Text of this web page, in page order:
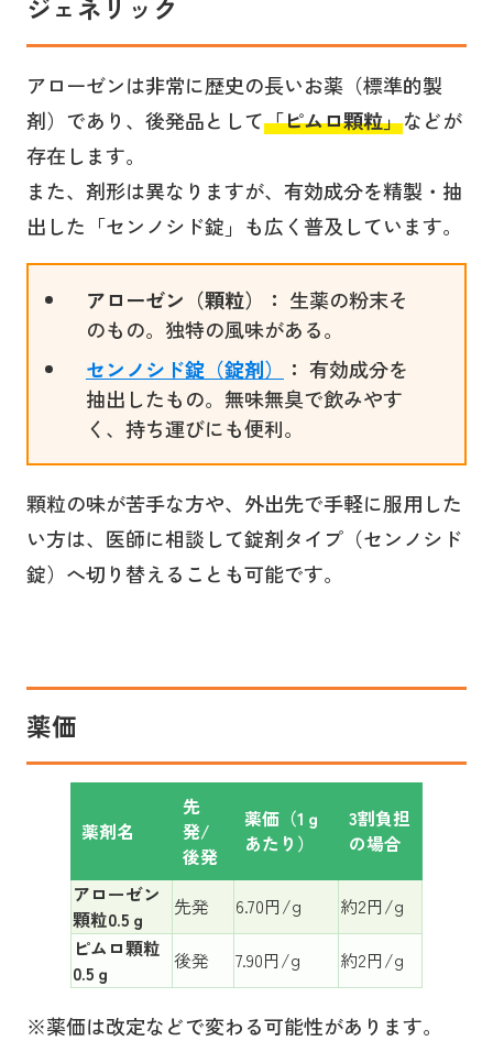
ジェネリック
アローゼンは非常に歴史の長いお薬（標準的製
剤）であり、後発品として「ピムロ顆粒」などが
存在します。
また、剤形は異なりますが、有効成分を精製・抽
出した「センノシド錠」も広く普及しています。
アローゼン（顆粒）： 生薬の粉末そ
のもの。独特の風味がある。
センノシド錠（錠剤）
： 有効成分を
抽出したもの。無味無臭で飲みやす
く、持ち運びにも便利。
顆粒の味が苦手な方や、外出先で手軽に服用した
い方は、医師に相談して錠剤タイプ（センノシド
錠）へ切り替えることも可能です。
薬価
薬剤名
先
発/
後発
薬価（1ｇ
あたり）
3割負担
の場合
アローゼン
顆粒0.5ｇ
先発 6.70円/g
約2円/g
ピムロ顆粒
0.5ｇ
後発 7.90円/g 約2円/g
※薬価は改定などで変わる可能性があります。